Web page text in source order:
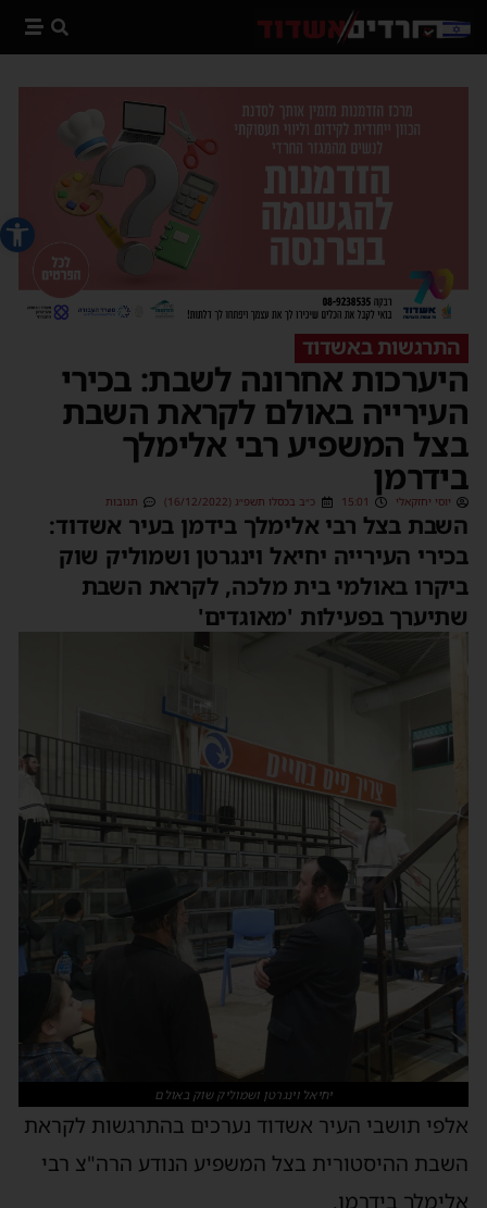
פתח
התרגשות באשדוד
היערכות אחרונה לשבת: בכירי
העירייה באולם לקראת השבת
בצל המשפיע רבי אלימלך
בידרמן
יוסי יחזקאלי 15:01 כ״ב בכסלו תשפ״ג (16/12/2022) תגובות
השבת בצל רבי אלימלך בידמן בעיר אשדוד:
בכירי העירייה יחיאל וינגרטן ושמוליק שוק
ביקרו באולמי בית מלכה, לקראת השבת
שתיערך בפעילות 'מאוגדים'
יחיאל וינגרטן ושמוליק שוק באולם
אלפי תושבי העיר אשדוד נערכים בהתרגשות לקראת
השבת ההיסטורית בצל המשפיע הנודע הרה"צ רבי
אלימלך בידרמן.